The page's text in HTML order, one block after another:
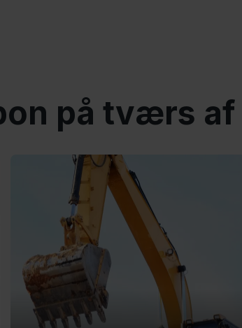
på tværs